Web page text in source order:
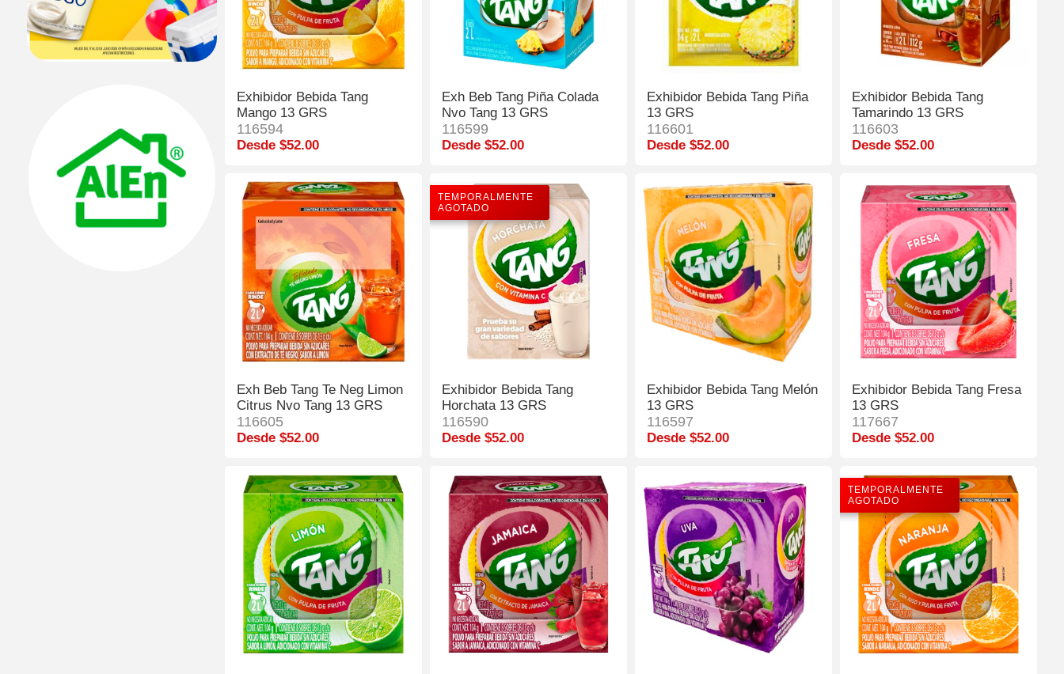
Exhibidor Bebida Tang
Mango 13 GRS
116594
Desde $52.00
Exh Beb Tang Piña Colada
Nvo Tang 13 GRS
116599
Desde $52.00
Exhibidor Bebida Tang Piña
13 GRS
116601
Desde $52.00
Exhibidor Bebida Tang
Tamarindo 13 GRS
116603
Desde $52.00
Exh Beb Tang Te Neg Limon
Citrus Nvo Tang 13 GRS
116605
Desde $52.00
TEMPORALMENTE
AGOTADO
Exhibidor Bebida Tang
Horchata 13 GRS
116590
Desde $52.00
Exhibidor Bebida Tang Melón
13 GRS
116597
Desde $52.00
Exhibidor Bebida Tang Fresa
13 GRS
117667
Desde $52.00
TEMPORALMENTE
AGOTADO